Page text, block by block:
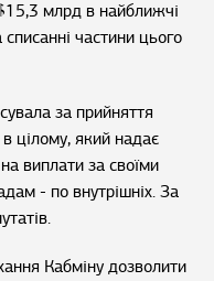
млрд в найближчі
частини цього
за прийняття
цілому, який надає
виплати за своїми
- по внутрішніх. За
Кабміну дозволити